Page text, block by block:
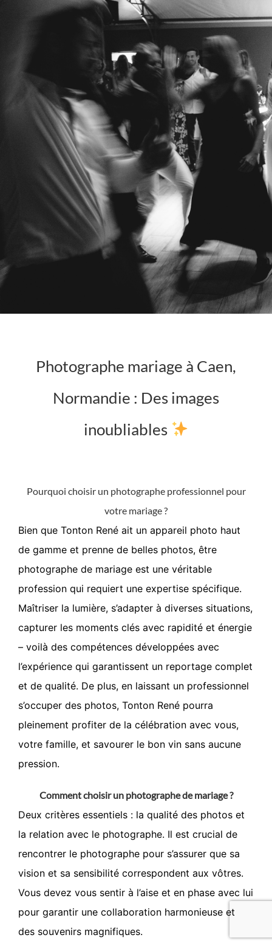
Photographe mariage à Caen,
Normandie : Des images
inoubliables
Pourquoi choisir un photographe professionnel pour
votre mariage ?
Bien que Tonton René ait un appareil photo haut
de gamme et prenne de belles photos, être
photographe de mariage est une véritable
profession qui requiert une expertise spécifique.
Maîtriser la lumière, s’adapter à diverses situations,
capturer les moments clés avec rapidité et énergie
– voilà des compétences développées avec
l’expérience qui garantissent un reportage complet
et de qualité. De plus, en laissant un professionnel
s’occuper des photos, Tonton René pourra
pleinement profiter de la célébration avec vous,
votre famille, et savourer le bon vin sans aucune
pression.
Comment choisir un photographe de mariage ?
Deux critères essentiels : la qualité des photos et
la relation avec le photographe. Il est crucial de
rencontrer le photographe pour s’assurer que sa
vision et sa sensibilité correspondent aux vôtres.
Vous devez vous sentir à l’aise et en phase avec lui
pour garantir une collaboration harmonieuse et
des souvenirs magnifiques.